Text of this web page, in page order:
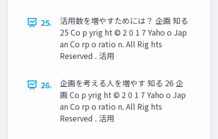
25.
活用数を増やすためには？ 企画 知る
25 Co p yrig ht © 2 0 1 7 Yaho o Jap
an Co rp o ratio n. All Rig hts
Reserved . 活用
26.
企画を考える人を増やす 知る 26 企
画 Co p yrig ht © 2 0 1 7 Yaho o Jap
an Co rp o ratio n. All Rig hts
Reserved . 活用